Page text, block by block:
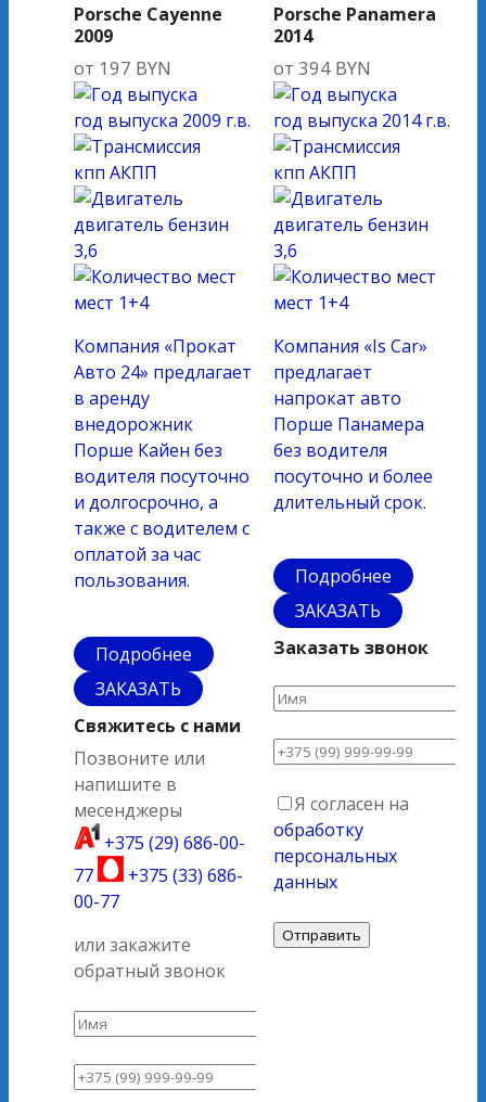
Porsche Cayenne
2009
от 197 BYN
год выпуска 2009 г.в.
кпп АКПП
двигатель бензин
3,6
мест 1+4
Компания «Прокат
Авто 24» предлагает
в аренду
внедорожник
Порше Кайен без
водителя посуточно
и долгосрочно, а
также с водителем с
оплатой за час
пользования.
Подробнее
ЗАКАЗАТЬ
Свяжитесь с нами
Позвоните или
напишите в
месенджеры
+375 (29) 686-00-
77
+375 (33) 686-
00-77
или закажите
обратный звонок
Porsche Panamera
2014
от 394 BYN
год выпуска 2014 г.в.
кпп АКПП
двигатель бензин
3,6
мест 1+4
Компания «Is Car»
предлагает
напрокат авто
Порше Панамера
без водителя
посуточно и более
длительный срок.
Подробнее
ЗАКАЗАТЬ
Заказать звонок
Я согласен на
обработку
персональных
данных